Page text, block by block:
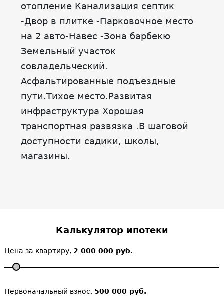
отопление Канализация септик
-Двор в плитке -Парковочное место
на 2 авто-Навес -Зона барбекю
Земельный участок
совладельческий.
Асфальтированные подъездные
пути.Тихое место.Развитая
инфраструктура Хорошая
транспортная развязка .В шаговой
доступности садики, школы,
магазины.
Калькулятор ипотеки
Цена за квартиру, 2 000 000 руб.
Первоначальный взнос, 500 000 руб.